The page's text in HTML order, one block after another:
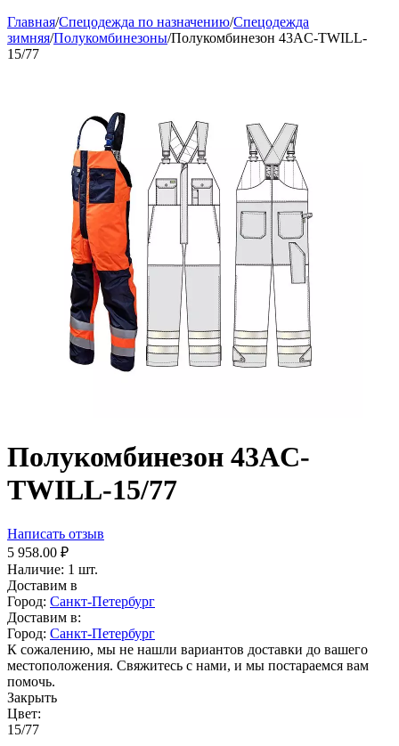
Главная/Спецодежда по назначению/Спецодежда
зимняя/Полукомбинезоны/Полукомбинезон 43AC-TWILL-
15/77
Полукомбинезон 43AC-
TWILL-15/77
Написать отзыв
5 958.00 ₽
Наличие: 1 шт.
Доставим в
Город: Санкт-Петербург
Доставим в:
Город: Санкт-Петербург
К сожалению, мы не нашли вариантов доставки до вашего
местоположения. Свяжитесь с нами, и мы постараемся вам
помочь.
Закрыть
Цвет:
15/77